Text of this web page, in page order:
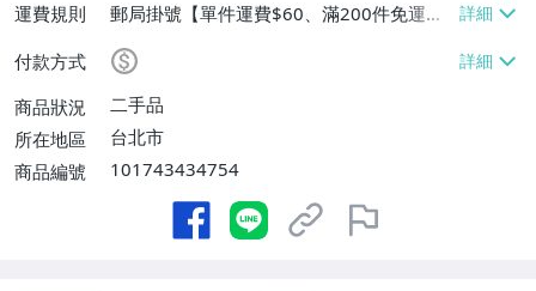
運費規則
郵局掛號【單件運費$60、滿200件免運
費】
付款方式
商品狀況
二手品
所在地區
台北市
商品編號
101743434754